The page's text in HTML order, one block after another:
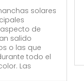
solares
de
salido
o las que
todo el
Las